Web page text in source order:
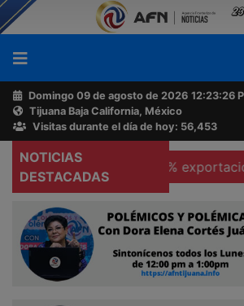
Domingo 09 de agosto de 2026 12:23:27
Tijuana Baja California, México
Visitas durante el día de hoy: 56,453
NOTICIAS
DESTACADAS
Se hunden 37% exportaciones de
Buscador
Acerca
de
AFN
Ventas